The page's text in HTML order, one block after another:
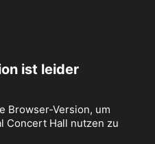
ist leider
Browser-Version, um
Concert Hall nutzen zu